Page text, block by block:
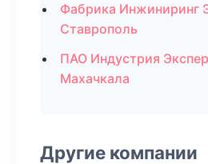
Фабрика Инжиниринг
Ставрополь
ПАО Индустрия
Махачкала
Другие компании